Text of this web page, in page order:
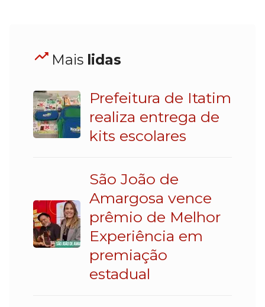
Mais lidas
Prefeitura de Itatim
realiza entrega de
kits escolares
São João de
Amargosa vence
prêmio de Melhor
Experiência em
premiação
estadual